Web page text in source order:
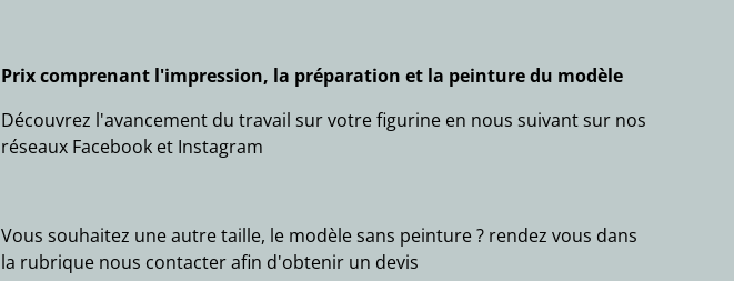
Prix comprenant l'impression, la préparation et la peinture du modèle
Découvrez l'avancement du travail sur votre figurine en nous suivant sur nos
réseaux Facebook et Instagram
Vous souhaitez une autre taille, le modèle sans peinture ? rendez vous dans
la rubrique nous contacter afin d'obtenir un devis